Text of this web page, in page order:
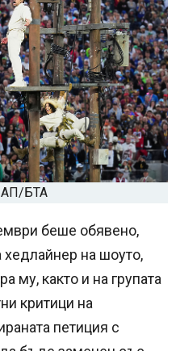
АП/БТА
беше обявено,
на шоуто,
му, както и на групата
критици на
петиция с